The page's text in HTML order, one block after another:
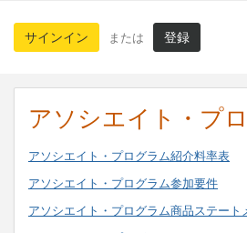
サインイン または 登録
アソシエイト・プ
アソシエイト・プログラム紹介料率表
アソシエイト・プログラム参加要件
アソシエイト・プログラム商品ステート